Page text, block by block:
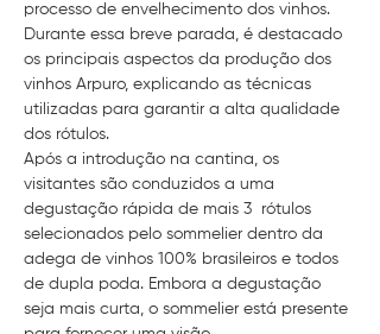
processo de envelhecimento dos vinhos.
Durante essa breve parada, é destacado
os principais aspectos da produção dos
vinhos Arpuro, explicando as técnicas
utilizadas para garantir a alta qualidade
dos rótulos.
Após a introdução na cantina, os
visitantes são conduzidos a uma
degustação rápida de mais 3  rótulos
selecionados pelo sommelier dentro da
adega de vinhos 100% brasileiros e todos
de dupla poda. Embora a degustação
seja mais curta, o sommelier está presente